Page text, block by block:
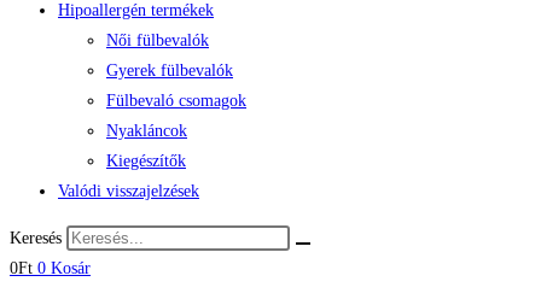
Hipoallergén termékek
Női fülbevalók
Gyerek fülbevalók
Fülbevaló csomagok
Nyakláncok
Kiegészítők
Valódi visszajelzések
Keresés
0Ft 0 Kosár